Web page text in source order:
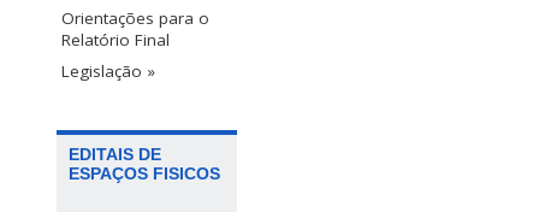
Orientações para o
Relatório Final
Legislação »
EDITAIS DE
ESPAÇOS FISICOS